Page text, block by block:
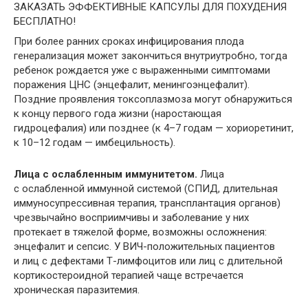
ЗАКАЗАТЬ ЭФФЕКТИВНЫЕ КАПСУЛЫ ДЛЯ ПОХУДЕНИЯ
БЕСПЛАТНО!
При более ранних сроках инфицирования плода
генерализация может закончиться внутриутробно, тогда
ребенок рождается уже с выраженными симптомами
поражения ЦНС (энцефалит, менингоэнцефалит).
Поздние проявления токсоплазмоза могут обнаружиться
к концу первого года жизни (наростающая
гидроцефалия) или позднее (к 4–7 годам — хориоретинит,
к 10–12 годам — имбецильность).
Лица с ослабленным иммунитетом. Лица
с ослабленной иммунной системой (СПИД, длительная
иммуносупрессивная терапия, трансплантация органов)
чрезвычайно восприимчивы и заболевание у них
протекает в тяжелой форме, возможны осложнения:
энцефалит и сепсис. У ВИЧ-положительных пациентов
и лиц с дефектами Т-лимфоцитов или лиц с длительной
кортикостероидной терапией чаще встречается
хроническая паразитемия.